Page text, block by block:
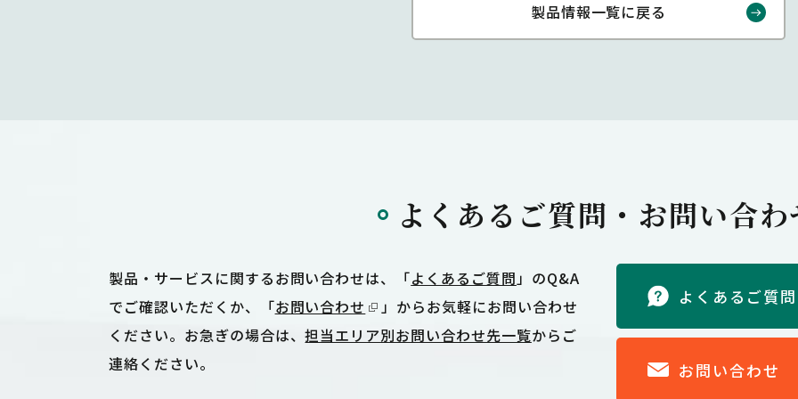
製品情報一覧に戻る
よくあるご質問・ お問い合わ
製品・サービスに関するお問い合わせは、「よくあるご質問」のQ&A
でご確認いただくか、「お問い合わせ
」からお気軽にお問い合わせ
ください。お急ぎの場合は、担当エリア別お問い合わせ先一覧からご
連絡ください。
よくあるご質問
お問い合わせ